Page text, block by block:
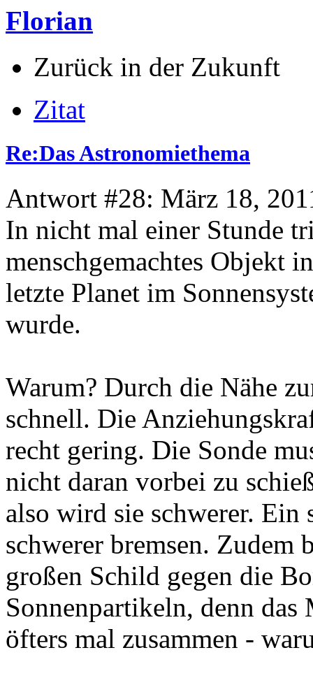
Florian
Zurück in der Zukunft
Zitat
Re:Das Astronomiethema
Antwort #28: März 18,
In nicht mal einer Stunde
menschgemachtes Objekt
letzte Planet im
wurde.
Warum? Durch die Nähe
schnell. Die
recht gering. Die Sonde
nicht daran vorbei zu
also wird sie schwerer. Ein
schwerer bremsen. Zudem
großen Schild gegen die
Sonnenpartikeln, denn
öfters mal zusammen -